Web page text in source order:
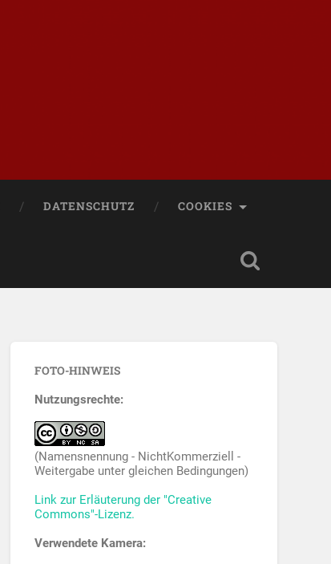
DATENSCHUTZ COOKIES
FOTO-HINWEIS
Nutzungsrechte:
(Namensnennung - NichtKommerziell -
Weitergabe unter gleichen Bedingungen)
Link zur Erläuterung der "Creative
Commons"-Lizenz.
Verwendete Kamera: